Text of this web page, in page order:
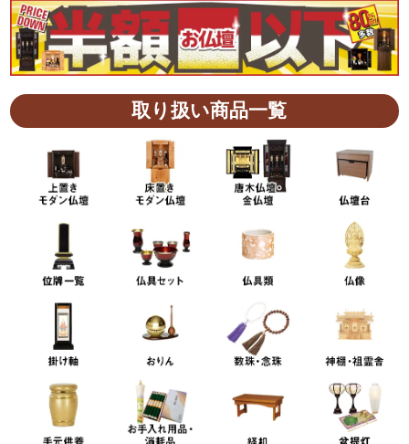
取り扱い商品一覧